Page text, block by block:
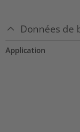
Données de
Application